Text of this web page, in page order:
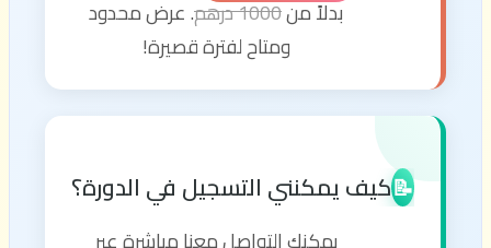
بدلاً من1000 درهم
. عرض محدود
ومتاح لفترة قصيرة!
📝كيف يمكنني التسجيل في الدورة؟